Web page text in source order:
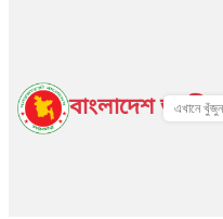
বাংলাদেশ জাতীয়